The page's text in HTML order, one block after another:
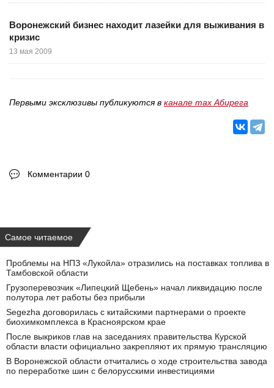
Воронежский бизнес находит лазейки для выживания в
кризис
13 мая 2009
Первыми эксклюзивы публикуются в канале max Абирега
Комментарии 0
Самое читаемое
Проблемы на НПЗ «Лукойла» отразились на поставках топлива в
Тамбовской области
Грузоперевозчик «Липецкий Щебень» начал ликвидацию после
полутора лет работы без прибыли
Segezha договорилась с китайскими партнерами о проекте
биохимкомплекса в Красноярском крае
После выкриков глав на заседаниях правительства Курской
области власти официально закрепляют их прямую трансляцию
В Воронежской области отчитались о ходе строительства завода
по переработке шин с белорусскими инвестициями